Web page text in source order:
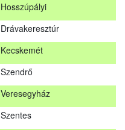
Hosszúpályi
Drávakeresztúr
Kecskemét
Szendrő
Veresegyház
Szentes
Csobánka
Drávakeresztúr